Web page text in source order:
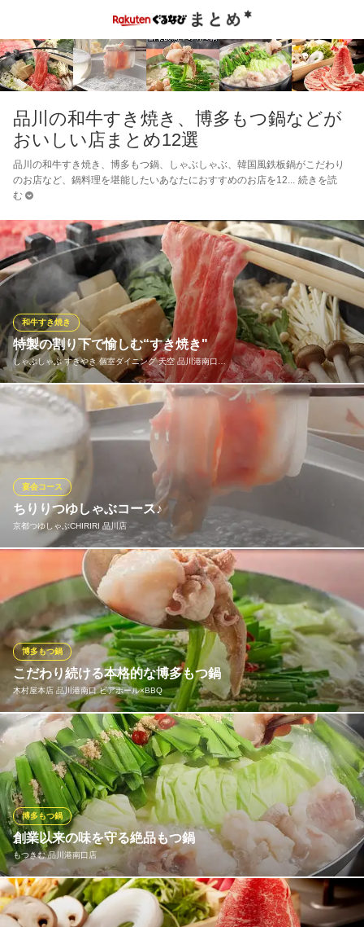
品川の和牛すき焼き、博多もつ鍋などが
おいしい店まとめ12選
品川の和牛すき焼き、博多もつ鍋、しゃぶしゃぶ、韓国風鉄板鍋がこだわり
のお店など、鍋料理を堪能したいあなたにおすすめのお店を12
続きを読
む
特製の割り下で愉しむ“すき焼き"
しゃぶしゃぶ すきやき 個室ダイニング 天空 品川港南口…
和牛すき焼き
お肉や野菜の繊細な味わいや舌触りを楽しむのならしゃぶしゃぶ
ですが、具材ごとの食べ応えを楽しむのならすき焼きがオスス
メ。当店自慢の割り下とともに厳選したお肉本来の味わいをお楽
しみいただけます。甘辛い味わいは、白いご飯ともお酒とも相性
抜群です。
しゃぶしゃぶ すきやき 個室ダイニング 天空 品川港南口店
居酒屋｜しゃぶすき店
ＪＲ品川駅港南口 徒歩1分
東京都港区港南2-5-12 品川NBSビル6F
ちりりつゆしゃぶコース♪
京都つゆしゃぶCHIRIRI 品川店
宴会コース
どなたさまにもまずお召し上がりいただきたいのは、当店の看板
料理でもある『つゆしゃぶ』。ご利用用途に合わせてお選びいた
だけるよう、6種類のコースをご用意いたしました。季節の食材を
彩り豊かに仕上げた前菜や、旬の鮮魚のお造り、極上の近江牛の
にぎりなど、つゆしゃぶ以外の“名脇役”のお料理もお楽しみ下さ
い。
京都つゆしゃぶCHIRIRI 品川店
しゃぶしゃぶ/和会席
ＪＲ品川駅 徒歩4分
東京都港区港南2-16-2 太陽生命品川ビル3F
こだわり続ける本格的な博多もつ鍋
木村屋本店 品川港南口 ビアホール×BBQ
博多もつ鍋
厳選した国産もつを使用。臭みがほとんどなく、柔らかいプリプ
リ食感がたまらない名物『博多もつ鍋』をぜひお召し上がりくだ
さい！本場九州博多仕込みの本格的な味に思わず舌鼓。素材の味
を引き出す「塩」、何度でも食べたくなる定番の味「醤油」、ま
ろやかで深みのある濃厚な味わいの「味噌」よりスープをお選び
ください♪
※こちらは夜のみのこだわりです。
木村屋本店 品川港南口 ビアホール×BBQ
品川の九州料理居酒屋
ＪＲ品川駅港南口 徒歩2分
創業以来の味を守る絶品もつ鍋
もつきむ 品川港南口店
博多もつ鍋
厳選した国産牛もつ100%使用。本場九州仕込みの秘伝スープが、
ぷりっぷりのもつの旨味と野菜の甘みを最大限に引き出します。